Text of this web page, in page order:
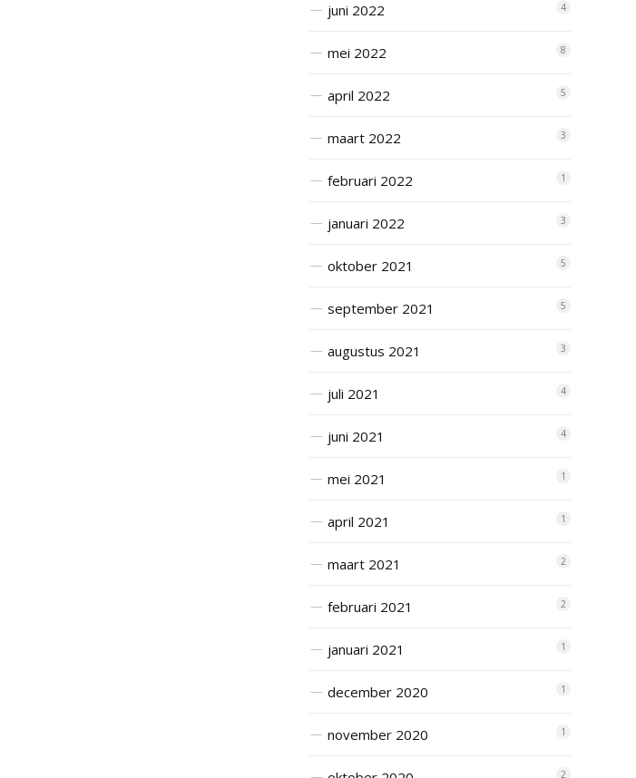
juni 2022 4
mei 2022 8
april 2022 5
maart 2022 3
februari 2022 1
januari 2022 3
oktober 2021 5
september 2021 5
augustus 2021 3
juli 2021 4
juni 2021 4
mei 2021 1
april 2021 1
maart 2021 2
februari 2021 2
januari 2021 1
december 2020 1
november 2020 1
2